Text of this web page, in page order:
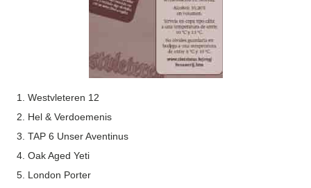
1. Westvleteren 12
2. Hel & Verdoemenis
3. TAP 6 Unser Aventinus
4. Oak Aged Yeti
5. London Porter